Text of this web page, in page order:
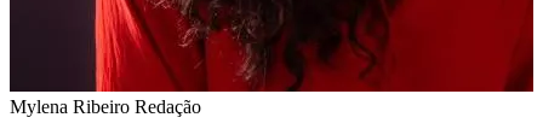
Mylena Ribeiro Redação